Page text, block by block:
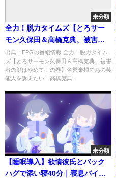
未分類
全力！脱力タイムズ【とろサー
モン久保田＆高橋克典、被害者
の顔はやめて！の巻】[字]…の番
組内容解析まとめ
出典：EPGの番組情報 全力！脱力タイム
ズ【とろサーモン久保田＆高橋克典、被害
者の顔はやめて！の巻】名誉棄損であの芸
能人を訴えたい！高橋克典...
未分類
【睡眠導入】欲情彼氏とバック
ハグで添い寝40分｜寝息バイノ